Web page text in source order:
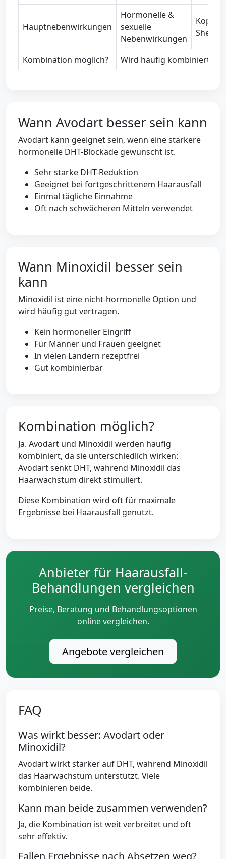
Hauptnebenwirkungen
Hormonelle &
sexuelle
Nebenwirkungen
Kombination möglich? Wird häufig kombiniert
Wann Avodart besser sein kann
Avodart kann geeignet sein, wenn eine stärkere
hormonelle DHT-Blockade gewünscht ist.
Sehr starke DHT-Reduktion
Geeignet bei fortgeschrittenem Haarausfall
Einmal tägliche Einnahme
Oft nach schwächeren Mitteln verwendet
Wann Minoxidil besser sein
kann
Minoxidil ist eine nicht-hormonelle Option und
wird häufig gut vertragen.
Kein hormoneller Eingriff
Für Männer und Frauen geeignet
In vielen Ländern rezeptfrei
Gut kombinierbar
Kombination möglich?
Ja. Avodart und Minoxidil werden häufig
kombiniert, da sie unterschiedlich wirken:
Avodart senkt DHT, während Minoxidil das
Haarwachstum direkt stimuliert.
Diese Kombination wird oft für maximale
Ergebnisse bei Haarausfall genutzt.
Anbieter für Haarausfall-
Behandlungen vergleichen
Preise, Beratung und Behandlungsoptionen
online vergleichen.
Angebote vergleichen
FAQ
Was wirkt besser: Avodart oder
Minoxidil?
Avodart wirkt stärker auf DHT, während Minoxidil
das Haarwachstum unterstützt. Viele
kombinieren beide.
Kann man beide zusammen verwenden?
Ja, die Kombination ist weit verbreitet und oft
sehr effektiv.
Fallen Ergebnisse nach Absetzen weg?